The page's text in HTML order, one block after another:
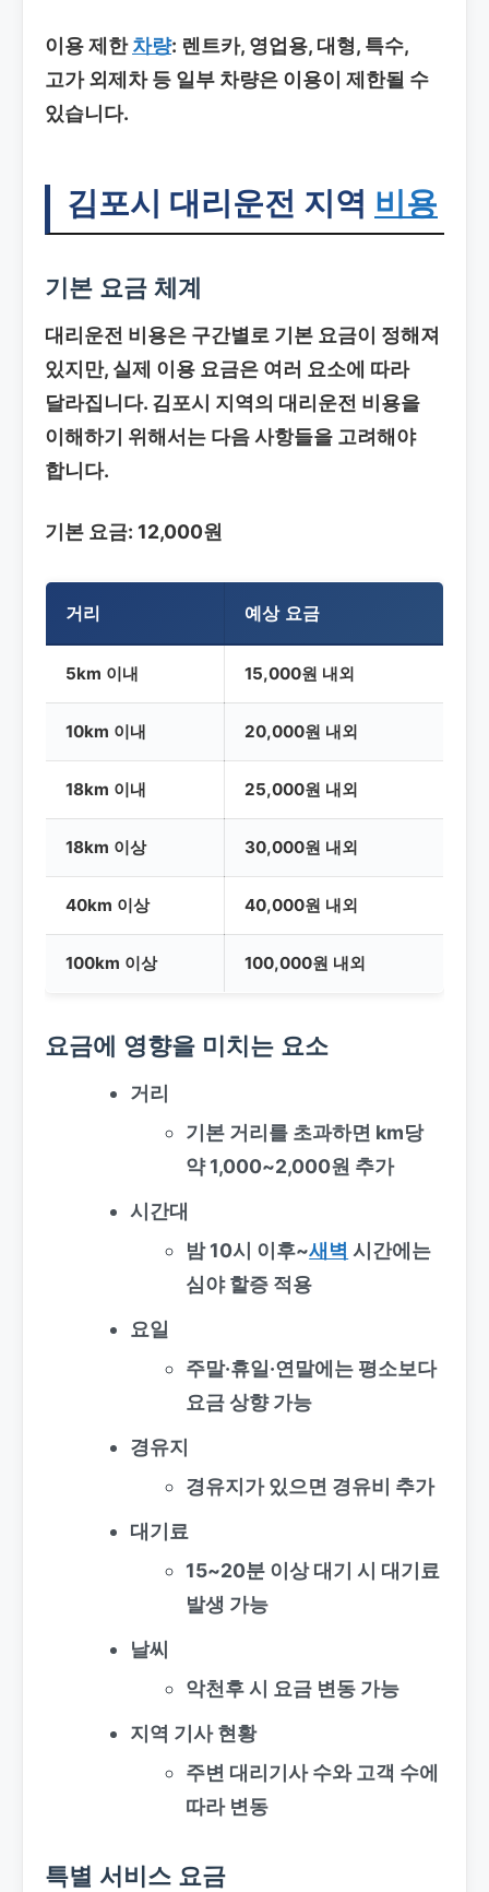
이용 제한차량: 렌트카, 영업용, 대형, 특수,
고가 외제차 등 일부 차량은 이용이 제한될 수
있습니다.
김포시 대리운전 지역 비용
기본 요금 체계
대리운전 비용은 구간별로 기본 요금이 정해져
있지만, 실제 이용 요금은 여러 요소에 따라
달라집니다. 김포시 지역의 대리운전 비용을
이해하기 위해서는 다음 사항들을 고려해야
합니다.
기본 요금: 12,000원
거리 예상 요금
5km 이내 15,000원 내외
10km 이내 20,000원 내외
18km 이내 25,000원 내외
18km 이상 30,000원 내외
40km 이상 40,000원 내외
100km 이상 100,000원 내외
요금에 영향을 미치는 요소
거리
기본 거리를 초과하면 km당
약 1,000~2,000원 추가
시간대
밤 10시 이후~새벽 시간에는
심야 할증 적용
요일
주말·휴일·연말에는 평소보다
요금 상향 가능
경유지
경유지가 있으면 경유비 추가
대기료
15~20분 이상 대기 시 대기료
발생 가능
날씨
악천후 시 요금 변동 가능
지역 기사 현황
주변 대리기사 수와 고객 수에
따라 변동
특별 서비스 요금